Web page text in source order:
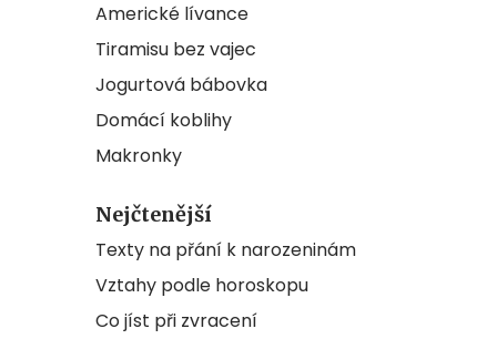
Americké lívance
Tiramisu bez vajec
Jogurtová bábovka
Domácí koblihy
Makronky
Nejčtenější
Texty na přání k narozeninám
Vztahy podle horoskopu
Co jíst při zvracení